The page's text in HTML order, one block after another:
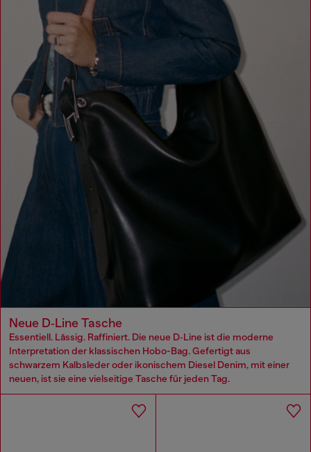
Neue D‑Line Tasche
Essentiell. Lässig. Raffiniert. Die neue D‑Line ist die moderne
Interpretation der klassischen Hobo-Bag. Gefertigt aus
schwarzem Kalbsleder oder ikonischem Diesel Denim, mit einer
neuen, ist sie eine vielseitige Tasche für jeden Tag.